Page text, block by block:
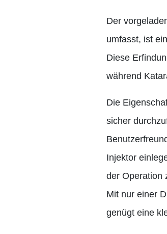
Der
umfasst, ist
Diese
während
Die
sicher
Injektor
der Operation
Mit nur einer
genügt eine